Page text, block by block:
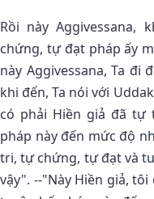
Rồi này
chứng, tự đạt pháp ấy
này Aggivessana, Ta đi
khi đến, Ta nói với
có phải Hiền giả đã
pháp này đến mức độ
tri, tự chứng, tự đạt và
vậy". --"Này Hiền giả,